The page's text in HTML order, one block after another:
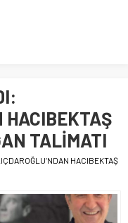
HACIBEKTAŞ
TALİMATI
HACIBEKTAŞ